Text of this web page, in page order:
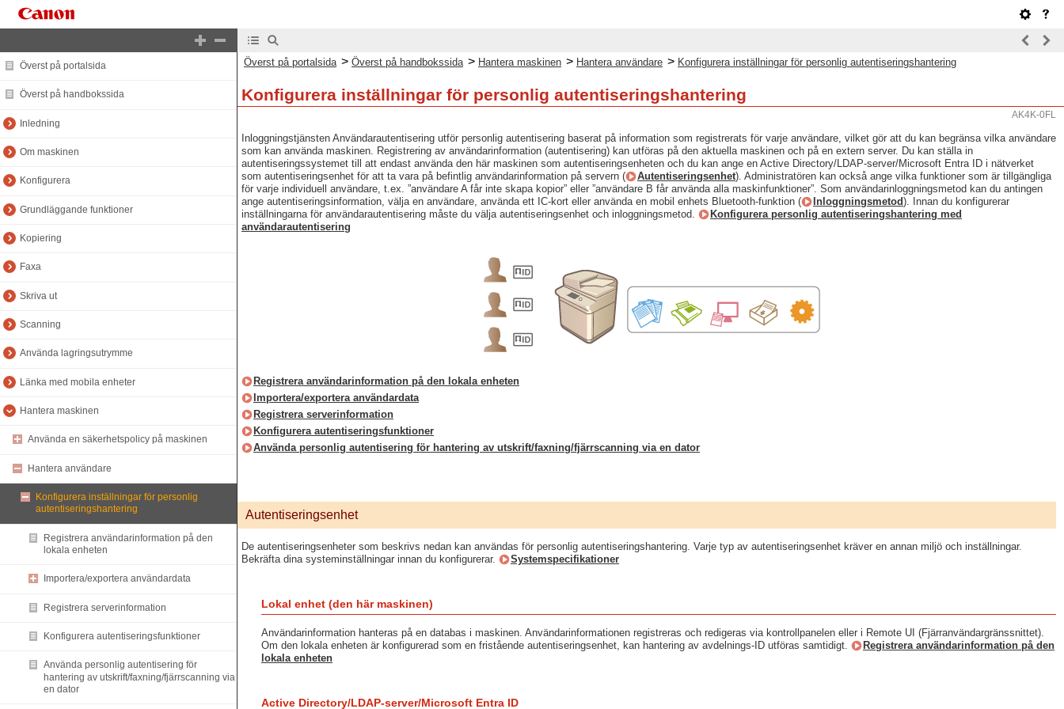
Överst på portalsida
Överst på handbokssida
Inledning
Om maskinen
Konfigurera
Grundläggande funktioner
Kopiering
Faxa
Skriva ut
Scanning
Använda lagringsutrymme
Länka med mobila enheter
Hantera maskinen
Använda en säkerhetspolicy på maskinen
Hantera användare
Konfigurera inställningar för personlig
autentiseringshantering
Registrera användarinformation på den
lokala enheten
Importera/exportera användardata
Registrera serverinformation
Konfigurera autentiseringsfunktioner
Använda personlig autentisering för
hantering av utskrift/faxning/fjärrscanning via
en dator
Överst på portalsida > Överst på handbokssida > Hantera maskinen > Hantera användare > Konfigurera inställningar för personlig autentiseringshantering
Konfigurera inställningar för personlig autentiseringshantering
AK4K-0FL
Inloggningstjänsten Användarautentisering utför personlig autentisering baserat på information som registrerats för varje användare, vilket gör att du kan begränsa vilka användare
som kan använda maskinen. Registrering av användarinformation (autentisering) kan utföras på den aktuella maskinen och på en extern server. Du kan ställa in
autentiseringssystemet till att endast använda den här maskinen som autentiseringsenheten och du kan ange en Active Directory/LDAP-server/Microsoft Entra ID i nätverket
som autentiseringsenhet för att ta vara på befintlig användarinformation på servern (
Autentiseringsenhet). Administratören kan också ange vilka funktioner som är tillgängliga
för varje individuell användare, t.ex. ”användare A får inte skapa kopior” eller ”användare B får använda alla maskinfunktioner”. Som användarinloggningsmetod kan du antingen
ange autentiseringsinformation, välja en användare, använda ett IC-kort eller använda en mobil enhets Bluetooth-funktion (
Inloggningsmetod). Innan du konfigurerar
inställningarna för användarautentisering måste du välja autentiseringsenhet och inloggningsmetod.
Konfigurera personlig autentiseringshantering med
användarautentisering
Registrera användarinformation på den lokala enheten
Importera/exportera användardata
Registrera serverinformation
Konfigurera autentiseringsfunktioner
Använda personlig autentisering för hantering av utskrift/faxning/fjärrscanning via en dator
Autentiseringsenhet
De autentiseringsenheter som beskrivs nedan kan användas för personlig autentiseringshantering. Varje typ av autentiseringsenhet kräver en annan miljö och inställningar.
Bekräfta dina systeminställningar innan du konfigurerar.
Systemspecifikationer
Lokal enhet (den här maskinen)
Användarinformation hanteras på en databas i maskinen. Användarinformationen registreras och redigeras via kontrollpanelen eller i Remote UI (Fjärranvändargränssnittet).
Om den lokala enheten är konfigurerad som en fristående autentiseringsenhet, kan hantering av avdelnings-ID utföras samtidigt.
Registrera användarinformation på den
lokala enheten
Active Directory/LDAP-server/Microsoft Entra ID